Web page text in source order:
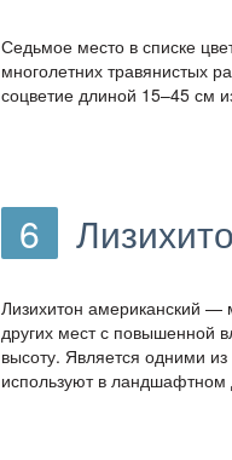
Седьмое место в списке
многолетних травянистых
соцветие длиной 15–45 см
6
Лизихитон американский —
других мест с повышенной
высоту. Является одними
используют в ландшафтном